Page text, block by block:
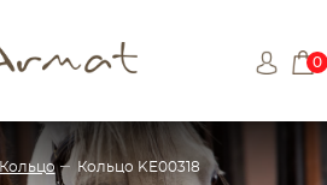
0
Кольцо Кольцо KE00318